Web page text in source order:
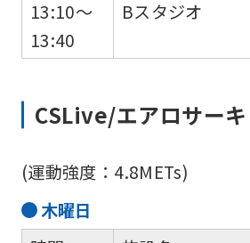
13:10～
13:40
Bスタジオ
CSLive/エアロサー
(運動強度：4.8METs)
木曜日